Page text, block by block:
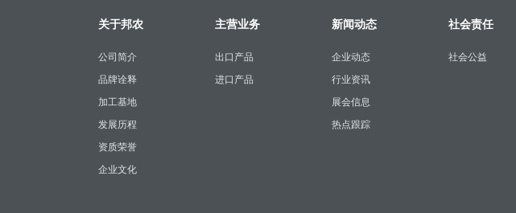
关于邦农
公司简介
品牌诠释
加工基地
发展历程
资质荣誉
企业文化
主营业务
出口产品
进口产品
新闻动态
企业动态
行业资讯
展会信息
热点跟踪
社会责任
社会公益